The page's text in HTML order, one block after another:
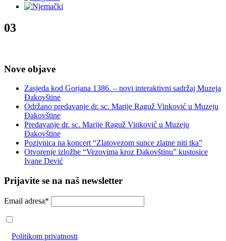
03
Nove objave
Zasjeda kod Gorjana 1386. – novi interaktivni sadržaj Muzeja
Đakovštine
Održano predavanje dr. sc. Marije Raguž Vinković u Muzeju
Đakovštine
Predavanje dr. sc. Marije Raguž Vinković u Muzeju
Đakovštine
Pozivnica na koncert “Zlatovezom sunce zlatne niti tka”
Otvorenje izložbe “Vezovima kroz Đakovštinu” kustosice
Ivane Dević
Prijavite se na naš newsletter
Email adresa*
Politikom privatnosti